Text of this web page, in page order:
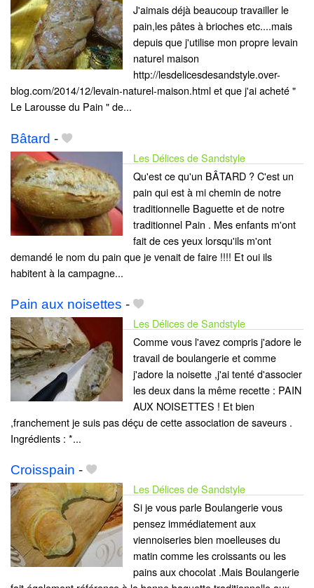
J'aimais déjà beaucoup travailler le
pain,les pâtes à brioches etc....mais
depuis que j'utilise mon propre levain
naturel maison
http://lesdelicesdesandstyle.over-
blog.com/2014/12/levain-naturel-maison.html et que j'ai acheté "
Le Larousse du Pain " de...
Bâtard -
Les Délices de Sandstyle
Qu'est ce qu'un BÂTARD ? C'est un
pain qui est à mi chemin de notre
traditionnelle Baguette et de notre
traditionnel Pain . Mes enfants m'ont
fait de ces yeux lorsqu'ils m'ont
demandé le nom du pain que je venait de faire !!!! Et oui ils
habitent à la campagne...
Pain aux noisettes -
Les Délices de Sandstyle
Comme vous l'avez compris j'adore le
travail de boulangerie et comme
j'adore la noisette ,j'ai tenté d'associer
les deux dans la même recette : PAIN
AUX NOISETTES ! Et bien
,franchement je suis pas déçu de cette association de saveurs .
Ingrédients : *...
Croisspain -
Les Délices de Sandstyle
Si je vous parle Boulangerie vous
pensez immédiatement aux
viennoiseries bien moelleuses du
matin comme les croissants ou les
pains aux chocolat .Mais Boulangerie